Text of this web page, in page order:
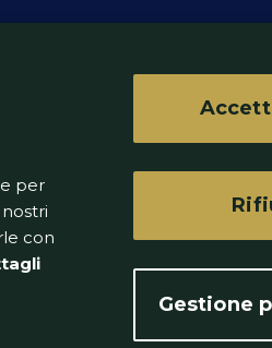
per
con
Gestione